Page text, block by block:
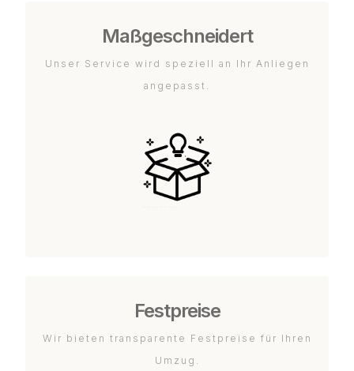
Maßgeschneidert
Unser Service wird speziell an Ihr Anliegen
angepasst.
Festpreise
Wir bieten transparente Festpreise für Ihren
Umzug.